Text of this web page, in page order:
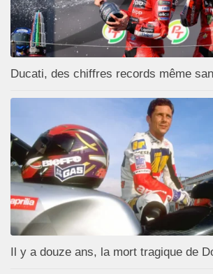
Ducati, des chiffres records même
Il y a douze ans, la mort tragique de